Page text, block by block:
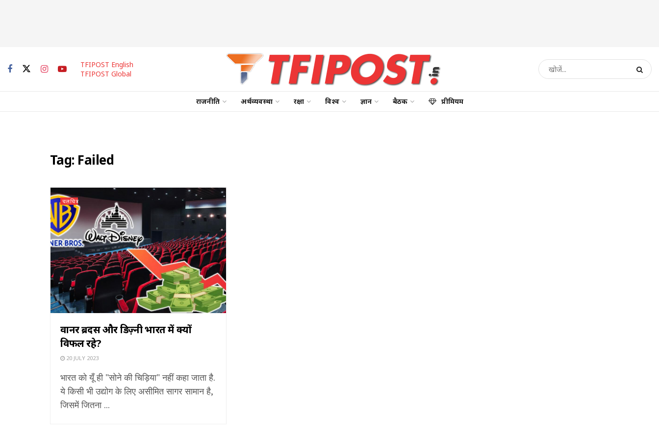
TFIPOST English
TFIPOST Global
राजनीति अर्थव्यवस्था रक्षा विश्व ज्ञान बैठक प्रीमियम
Tag: Failed
चलचित्र
वार्नर ब्रदर्स और डिज़्नी भारत में क्यों
विफल रहे?
20 JULY 2023
भारत को यूँ ही "सोने की चिड़िया" नहीं कहा जाता है.
ये किसी भी उद्योग के लिए असीमित सागर सामान है,
जिसमें जितना ...